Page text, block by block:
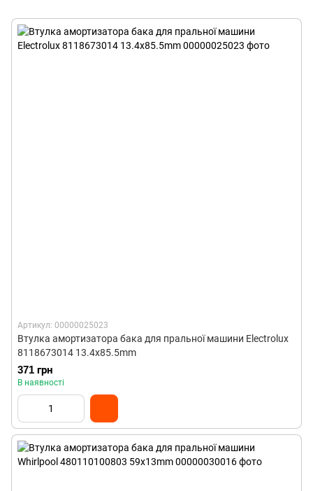
Артикул: 00000025023
Втулка амортизатора бака для пральної машини Electrolux
8118673014 13.4x85.5mm
371 грн
В наявності